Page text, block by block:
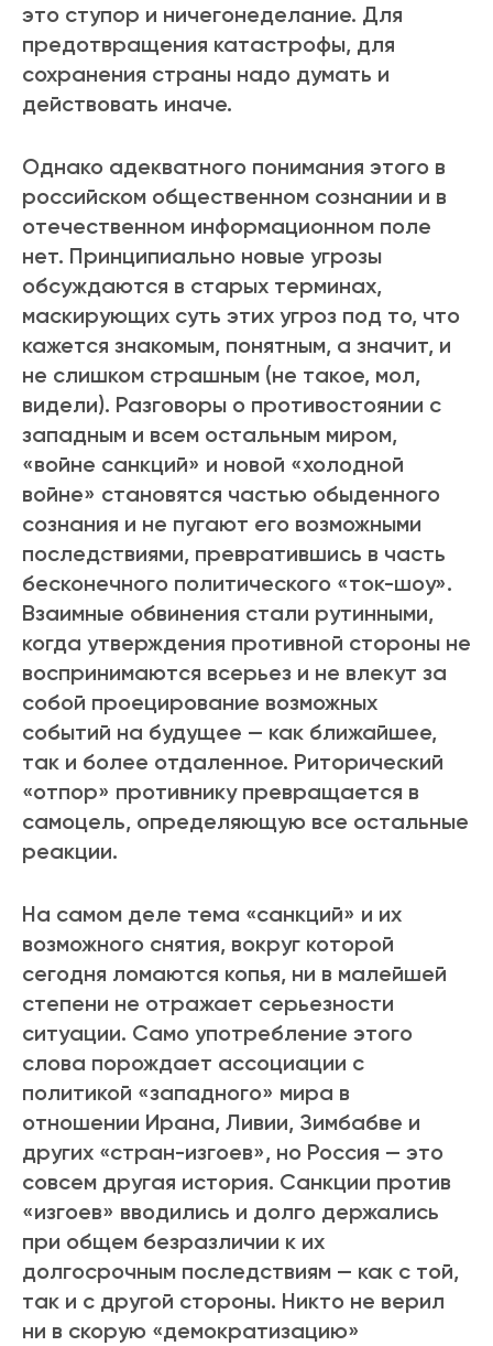
это ступор и ничегонеделание. Для
предотвращения катастрофы, для
сохранения страны надо думать и
действовать иначе.
Однако адекватного понимания этого в
российском общественном сознании и в
отечественном информационном поле
нет. Принципиально новые угрозы
обсуждаются в старых терминах,
маскирующих суть этих угроз под то, что
кажется знакомым, понятным, а значит, и
не слишком страшным (не такое, мол,
видели). Разговоры о противостоянии с
западным и всем остальным миром,
«войне санкций» и новой «холодной
войне» становятся частью обыденного
сознания и не пугают его возможными
последствиями, превратившись в часть
бесконечного политического «ток-шоу».
Взаимные обвинения стали рутинными,
когда утверждения противной стороны не
воспринимаются всерьез и не влекут за
собой проецирование возможных
событий на будущее — как ближайшее,
так и более отдаленное. Риторический
«отпор» противнику превращается в
самоцель, определяющую все остальные
реакции.
На самом деле тема «санкций» и их
возможного снятия, вокруг которой
сегодня ломаются копья, ни в малейшей
степени не отражает серьезности
ситуации. Само употребление этого
слова порождает ассоциации с
политикой «западного» мира в
отношении Ирана, Ливии, Зимбабве и
других «стран-изгоев», но Россия — это
совсем другая история. Санкции против
«изгоев» вводились и долго держались
при общем безразличии к их
долгосрочным последствиям — как с той,
так и с другой стороны. Никто не верил
ни в скорую «демократизацию»